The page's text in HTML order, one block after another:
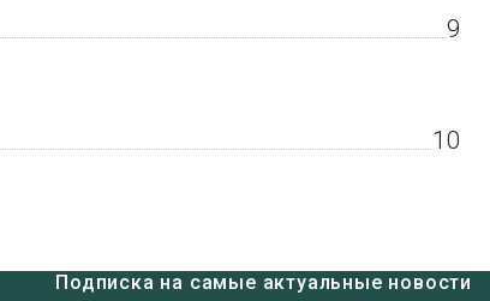
9
10
Подписка на самые актуальные новости